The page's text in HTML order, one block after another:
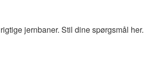
jernbaner. Stil dine spørgsmål her.